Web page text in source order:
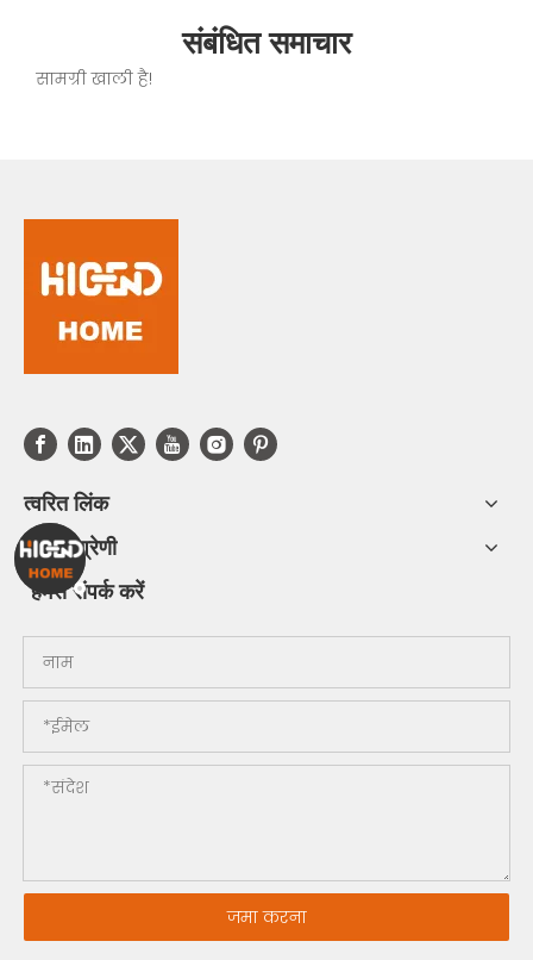
संबंधित समाचार
सामग्री खाली है!
त्वरित लिंक
उत्पाद श्रेणी
हमसे संपर्क करें
जमा करना